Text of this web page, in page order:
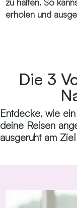
erholen und
Die 3
Entdecke, wie
deine Reisen
ausgeruht am